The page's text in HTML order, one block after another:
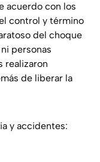
acuerdo con los
control y término
del choque
personas
realizaron
de liberar la
y accidentes: